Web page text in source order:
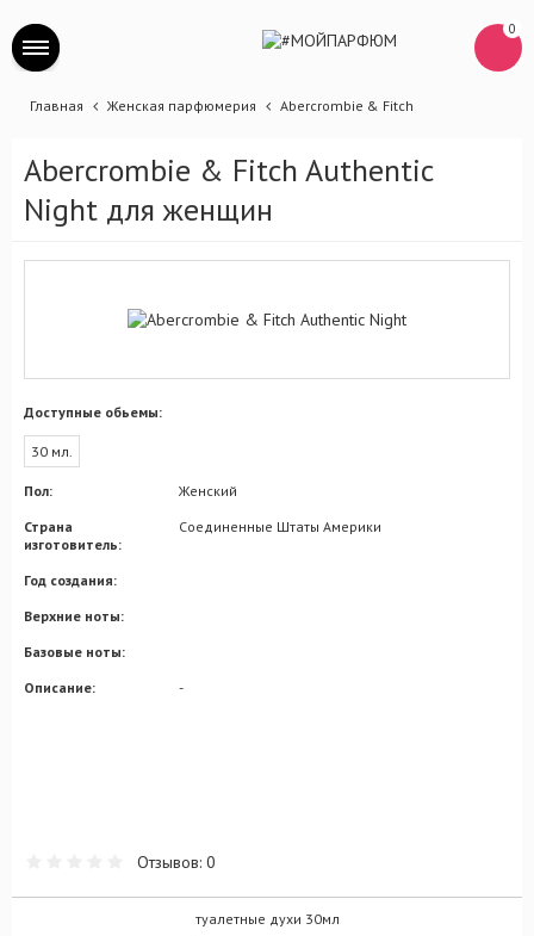
0
Главная Женская парфюмерия Abercrombie & Fitch
Abercrombie & Fitch Authentic
Night для женщин
Доступные обьемы:
30 мл.
Пол:
Женский
Страна
изготовитель:
Соединенные Штаты Америки
Год создания:
Верхние ноты:
Базовые ноты:
Описание:
-
Отзывов: 0
туалетные духи 30мл